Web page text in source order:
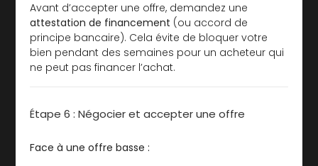
Avant d’accepter une offre, demandez une
attestation de financement (ou accord de
principe bancaire). Cela évite de bloquer votre
bien pendant des semaines pour un acheteur qui
ne peut pas financer l’achat.
Étape 6 : Négocier et accepter une offre
Face à une offre basse :